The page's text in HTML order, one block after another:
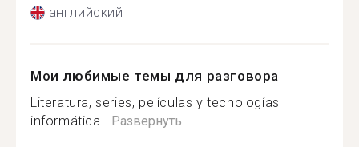
английский
Мои любимые темы для разговора
Literatura, series, películas y tecnologías
informática...Развернуть